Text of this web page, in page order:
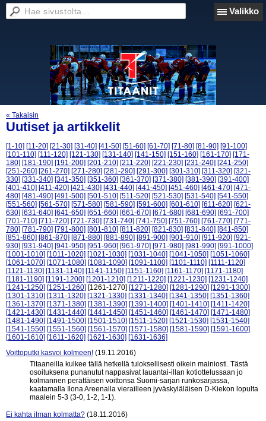
Valikko
« Takaisin
Uutiset ja artikkelit
[1-10] [11-20] [21-30] [31-40] [41-50] [51-60] [61-70] [71-80] [81-90] [91-100]
[101-110] [111-120] [121-130] [131-140] [141-150] [151-160] [161-170] [171-
180] [181-190] [191-200] [201-210] [211-220] [221-230] [231-240] [241-250]
[251-260] [261-270] [271-280] [281-290] [291-300] [301-310] [311-320] [321-
330] [331-340] [341-350] [351-360] [361-370] [371-380] [381-390] [391-400]
[401-410] [411-420] [421-430] [431-440] [441-450] [451-460] [461-470] [471-
480] [481-490] [491-500] [501-510] [511-520] [521-530] [531-540] [541-550]
[551-560] [561-570] [571-580] [581-590] [591-600] [601-610] [611-620] [621-
630] [631-640] [641-650] [651-660] [661-670] [671-680] [681-690] [691-700]
[701-710] [711-720] [721-730] [731-740] [741-750] [751-760] [761-770] [771-
780] [781-790] [791-800] [801-810] [811-820] [821-830] [831-840] [841-850]
[851-860] [861-870] [871-880] [881-890] [891-900] [901-910] [911-920] [921-
930] [931-940] [941-950] [951-960] [961-970] [971-980] [981-990] [991-1000]
[1001-1010] [1011-1020] [1021-1030] [1031-1040] [1041-1050] [1051-1060]
[1061-1070] [1071-1080] [1081-1090] [1091-1100] [1101-1110] [1111-1120]
[1121-1130] [1131-1140] [1141-1150] [1151-1160] [1161-1170] [1171-1180]
[1181-1190] [1191-1200] [1201-1210] [1211-1220] [1221-1230] [1231-1240]
[1241-1250] [1251-1260] [1261-1270] [1271-1280] [1281-1290] [1291-1300]
[1301-1310] [1311-1320] [1321-1330] [1331-1340] [1341-1350] [1351-1360]
[1361-1370] [1371-1380] [1381-1390] [1391-1400] [1401-1410] [1411-1420]
[1421-1430] [1431-1440] [1441-1450] [1451-1460] [1461-1470] [1471-1480]
[1481-1490] [1491-1500] [1501-1510] [1511-1520] [1521-1530] [1531-1540]
[1541-1550] [1551-1560] [1561-1570] [1571-1580] [1581-1590] [1591-1600]
[1601-1610] [1611-1620] [1621-1630] [1631-1636]
Voittoputki kasvoi kolmeen! (19.11.2016)
Titaaneilla kulkee tällä hetkellä tuloksellisesti oikein mainiosti. Tästä
osoituksena punanutut nappasivat lauantai-illan kotiottelussaan jo
kolmannen perättäisen voittonsa Suomi-sarjan runkosarjassa,
kaatamalla Ilona Areenalla vierailleen jyväskyläläisen D-Kiekon lopulta
maalein 5-3 (3-0, 1-2, 1-1).
Ei kahta ilman kolmatta? (18.11.2016)